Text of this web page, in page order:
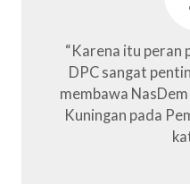
“Karena itu peran
DPC sangat
membawa
Kuningan pada